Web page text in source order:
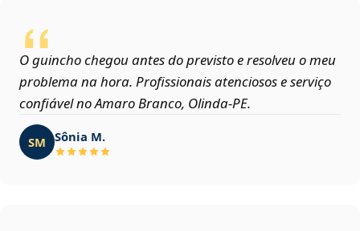
O guincho chegou antes do previsto e resolveu o meu
problema na hora. Profissionais atenciosos e serviço
confiável no Amaro Branco, Olinda‑PE.
SM Sônia M.